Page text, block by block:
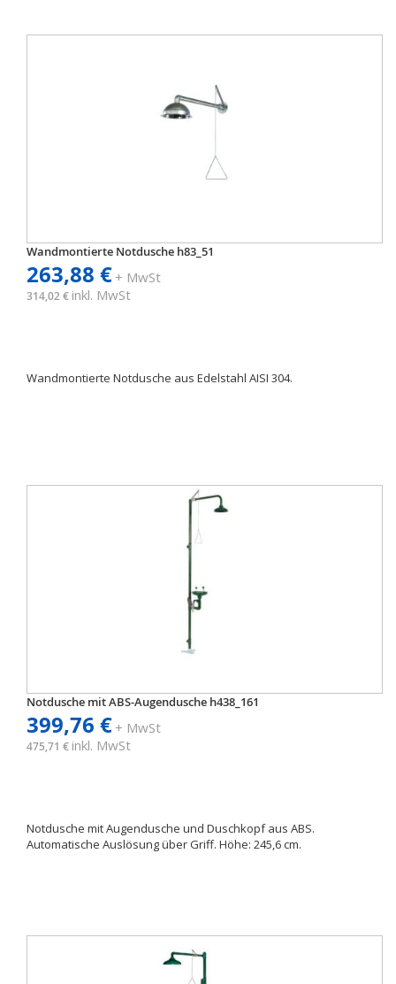
Wandmontierte Notdusche h83_51
263,88 €+ MwSt
314,02 € inkl. MwSt
Wandmontierte Notdusche aus Edelstahl AISI 304.
Notdusche mit ABS-Augendusche h438_161
399,76 €+ MwSt
475,71 € inkl. MwSt
Notdusche mit Augendusche und Duschkopf aus ABS.
Automatische Auslösung über Griff. Höhe: 245,6 cm.